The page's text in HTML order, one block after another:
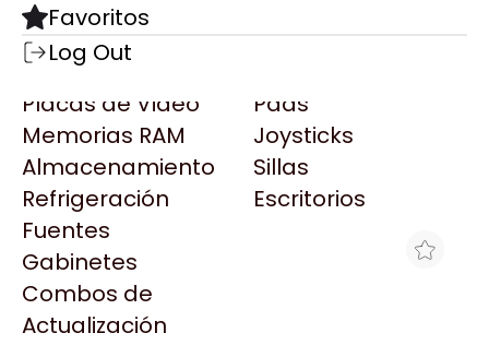
Componentes
Motherboards
Microprocesadores
Placas de Video
Memorias RAM
Almacenamiento
Refrigeración
Fuentes
Gabinetes
Combos de
Actualización
Pads
Joysticks
Sillas
Escritorios
Todas las Marcas
AMD
AULA
Acer
Adata
AeroCool
Antec
Arkham
Asrock
Destacadas
Favoritos
Log Out
MOTHERBOARD ASUS TUF GAMING
B860-PLUS WIFI LGA1851 DDR5